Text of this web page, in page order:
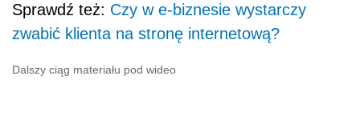
Sprawdź też: Czy w e-biznesie wystarczy
zwabić klienta na stronę internetową?
Dalszy ciąg materiału pod wideo